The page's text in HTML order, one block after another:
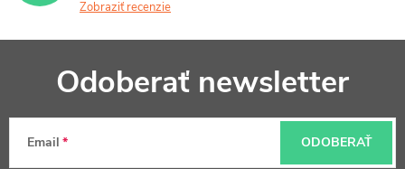
k
n
Zobraziť recenzie
p
Odoberať newsletter
Email ODOBERAŤ